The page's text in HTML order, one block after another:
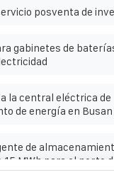
posventa de
gabinetes de
la central eléctrica de
de energía en Busan
de
MWh para el norte